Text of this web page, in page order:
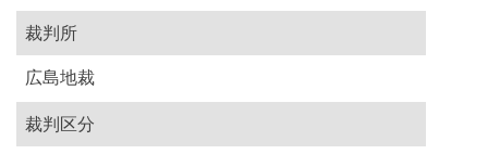
裁判所
広島地裁
裁判区分